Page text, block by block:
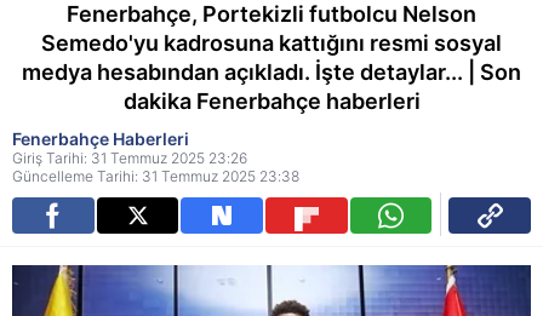
Fenerbahçe, Portekizli futbolcu Nelson
Semedo'yu kadrosuna kattığını resmi sosyal
medya hesabından açıkladı. İşte detaylar... | Son
dakika Fenerbahçe haberleri
Fenerbahçe Haberleri
Giriş Tarihi: 31 Temmuz 2025 23:26
Güncelleme Tarihi: 31 Temmuz 2025 23:38